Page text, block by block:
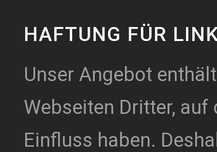
HAFTUNG FÜR
Unser Angebot
Webseiten Dritter,
Einfluss haben.